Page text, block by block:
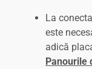
La
este
adică
Panourile